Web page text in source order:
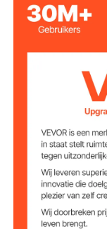
Aantal knoppen